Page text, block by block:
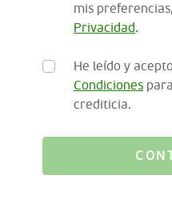
mis
Privacidad.
He leído y
Condiciones
crediticia.